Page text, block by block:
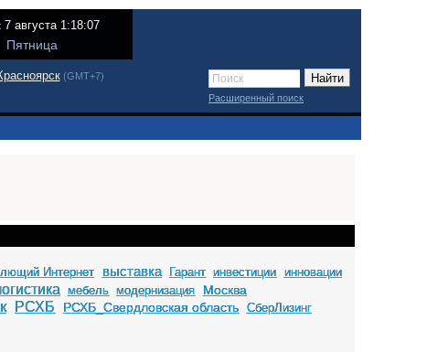
7 августа 1:18:07
Пятница
(GMT+7)
Расширенный поиск
Интернет выставка Гарант инвестиции инновации
мебель модернизация Москва
РСХБ РСХБ_Свердловская область СберЛизинг